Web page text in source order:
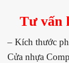
Tư vấn
– Kích thước
Cửa nhựa